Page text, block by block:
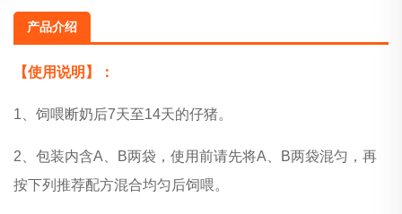
产品介绍
【使用说明】：
1、饲喂断奶后7天至14天的仔猪。
2、包装内含A、B两袋，使用前请先将A、B两袋混匀，再
按下列推荐配方混合均匀后饲喂。